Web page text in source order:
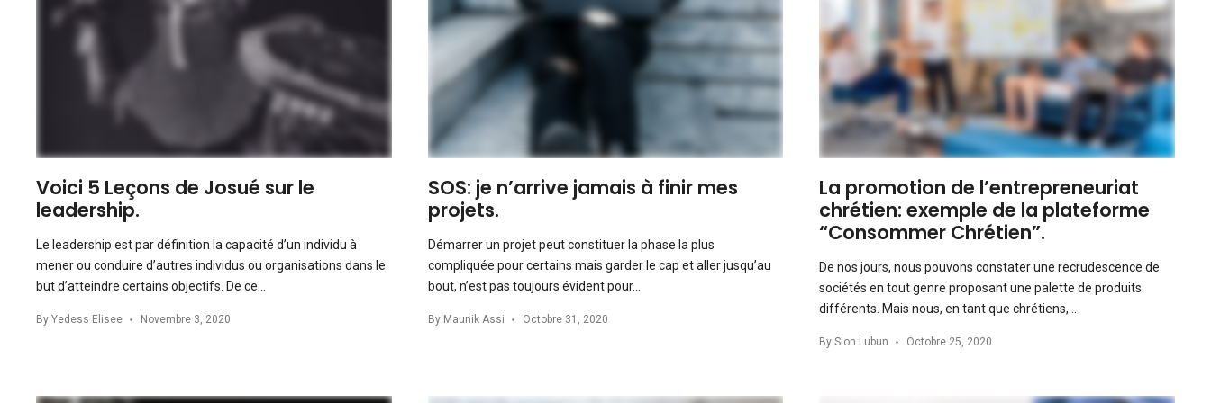
Voici 5 Leçons de Josué sur le
leadership.
Le leadership est par définition la capacité d’un individu à
mener ou conduire d’autres individus ou organisations dans le
but d’atteindre certains objectifs. De ce…
By Yedess Elisee Novembre 3, 2020
SOS: je n’arrive jamais à finir mes
projets.
Démarrer un projet peut constituer la phase la plus
compliquée pour certains mais garder le cap et aller jusqu’au
bout, n’est pas toujours évident pour…
By Maunik Assi Octobre 31, 2020
La promotion de l’entrepreneuriat
chrétien: exemple de la plateforme
“Consommer Chrétien”.
De nos jours, nous pouvons constater une recrudescence de
sociétés en tout genre proposant une palette de produits
différents. Mais nous, en tant que chrétiens,…
BySion Lubun Octobre 25, 2020